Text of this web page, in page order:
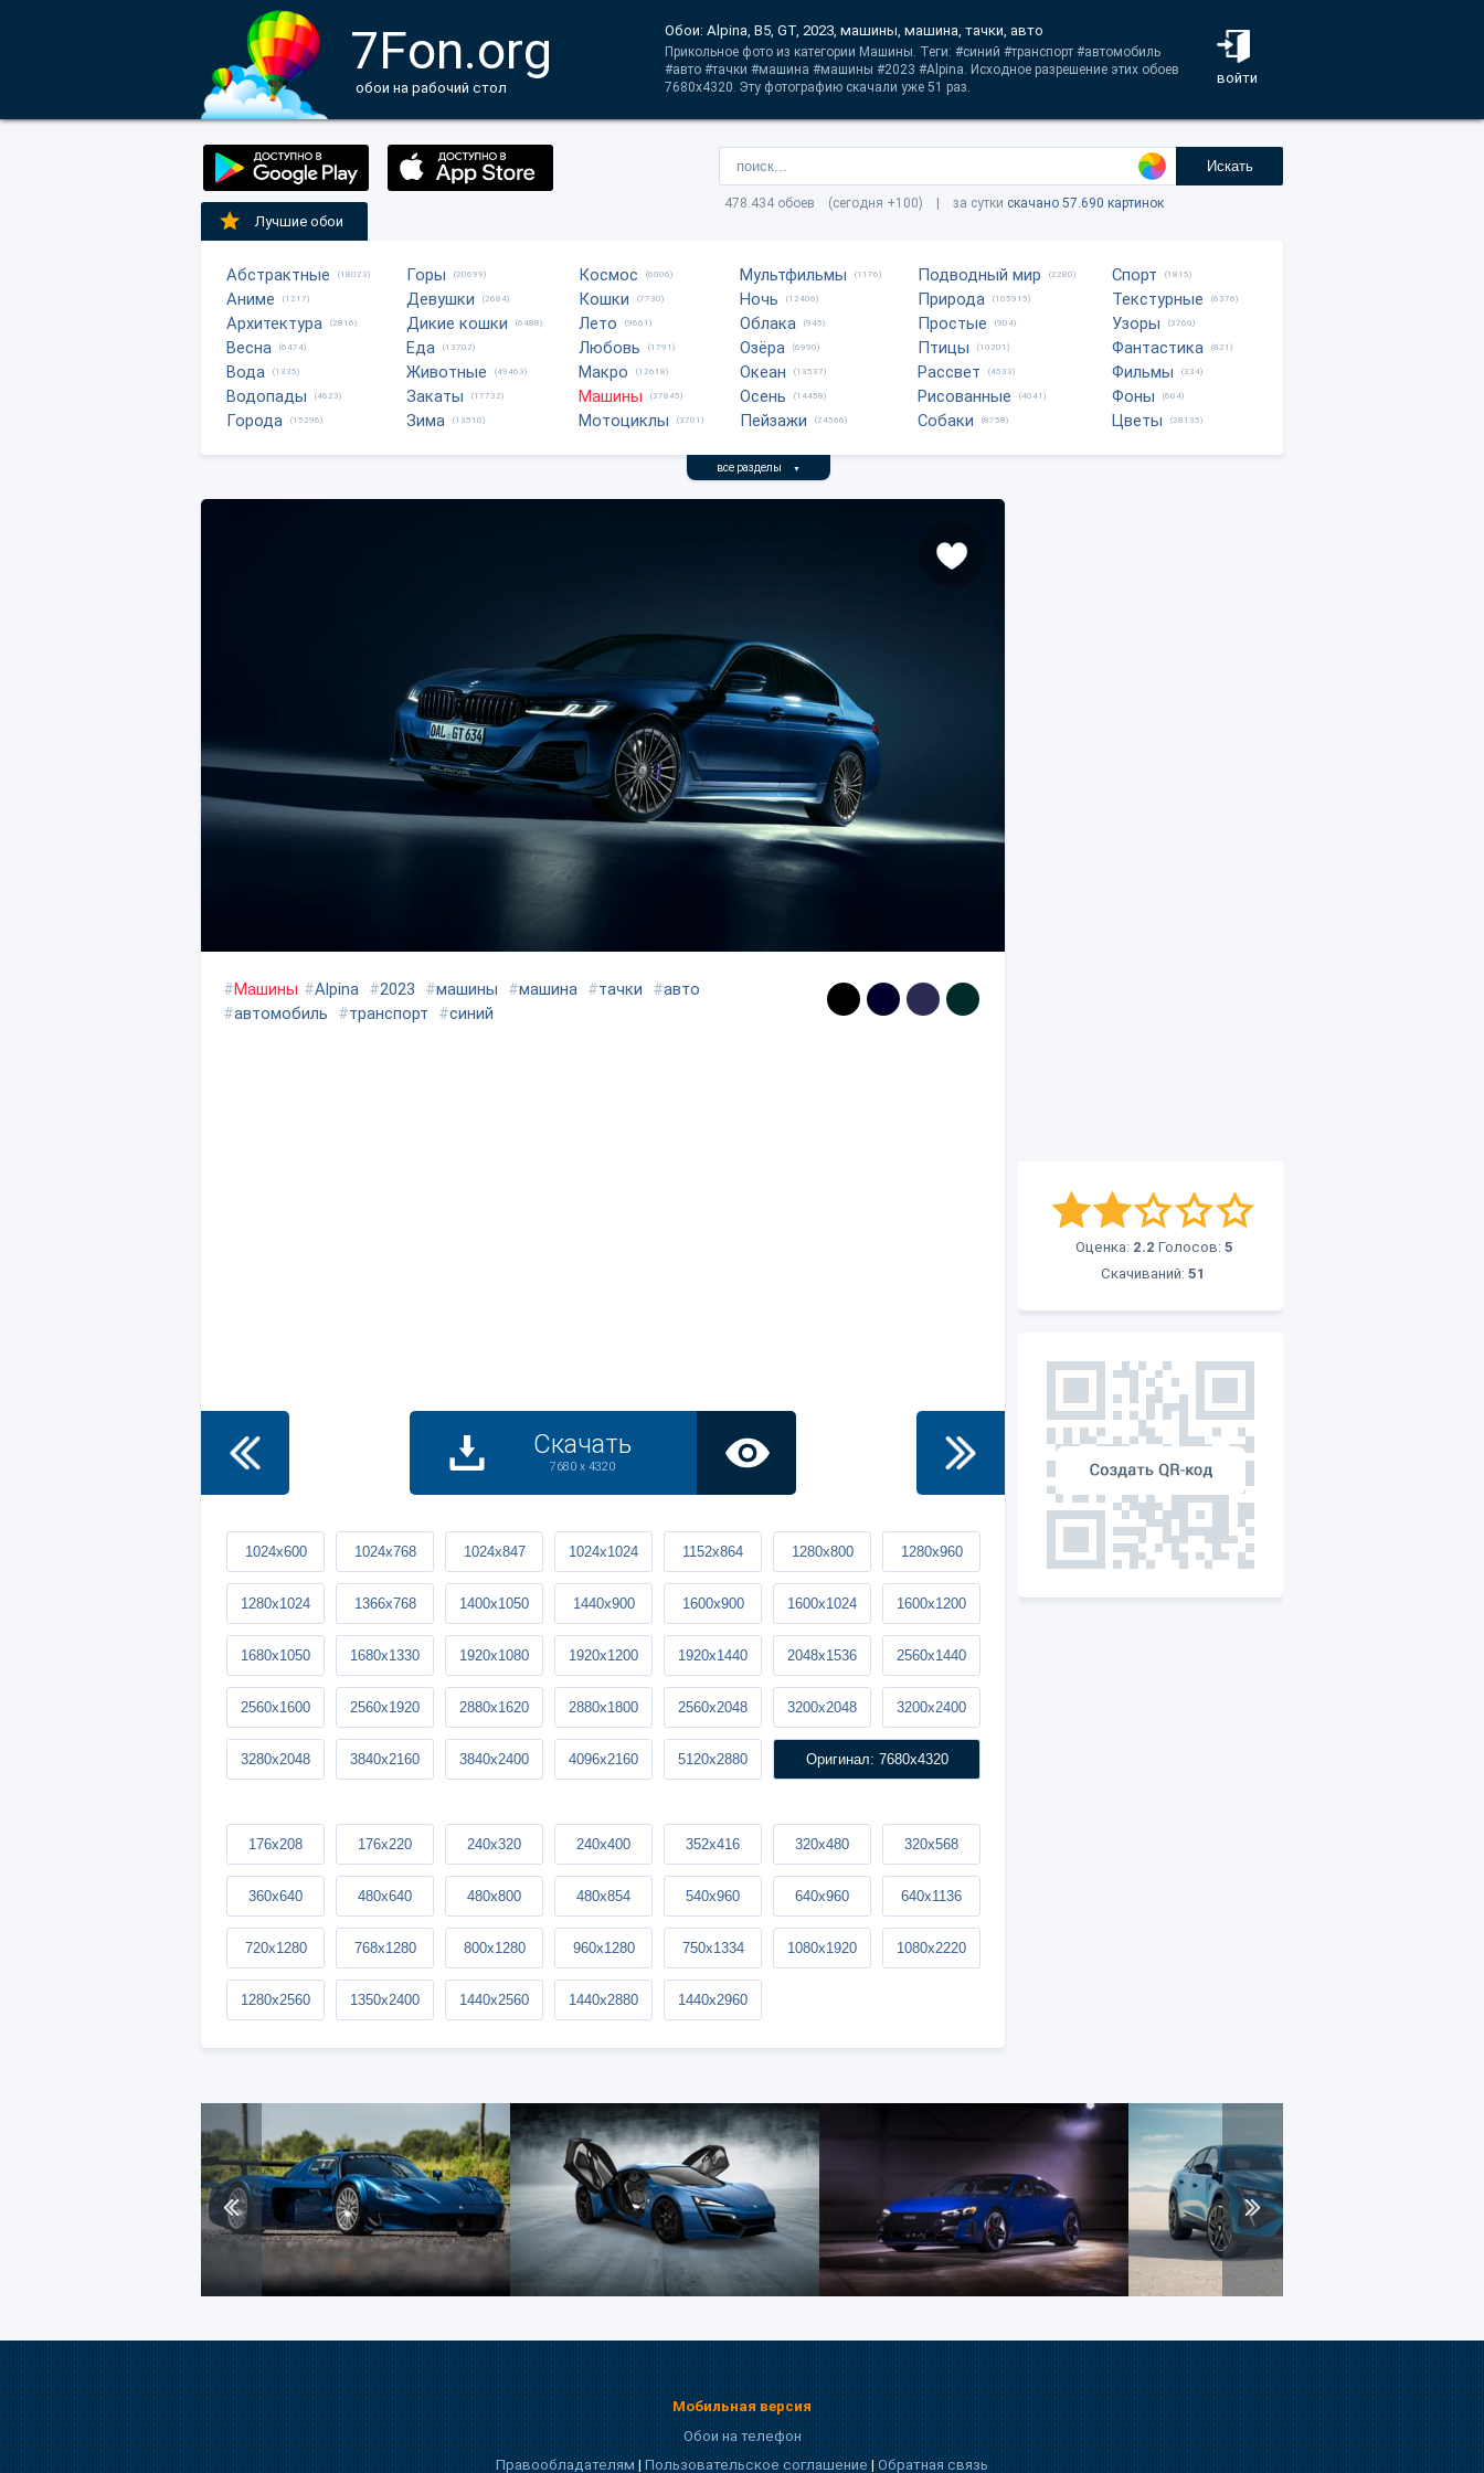
7Fon.org
обои на рабочий стол
войти
Обои: Alpina, B5, GT, 2023, машины, машина, тачки, авто
Прикольное фото из категории Машины. Теги: #синий #транспорт #автомобиль
#авто #тачки #машина #машины #2023 #Alpina. Исходное разрешение этих обоев
7680x4320. Эту фотографию скачали уже 51 раз.
Искать
478.434 обоев (сегодня +100) | за сутки скачано 57.690 картинок
Лучшие обои
Абстрактные (18023)
Аниме (1217)
Архитектура (2816)
Весна (6474)
Вода (1335)
Водопады (4623)
Города (15296)
Горы (20699)
Девушки (2684)
Дикие кошки (6488)
Еда (13702)
Животные (49463)
Закаты (17732)
Зима (13510)
Космос (6006)
Кошки (7730)
Лето (9661)
Любовь (1791)
Макро (12618)
Машины (37845)
Мотоциклы (3701)
Мультфильмы (1176)
Ночь (12406)
Облака (945)
Озёра (6990)
Океан (13537)
Осень (14458)
Пейзажи (24566)
Подводный мир (2280)
Природа (105915)
Простые (904)
Птицы (10201)
Рассвет (4533)
Рисованные (4041)
Собаки (8758)
Спорт (1815)
Текстурные (6376)
Узоры (3760)
Фантастика (821)
Фильмы (334)
Фоны (604)
Цветы (28135)
все разделы ▼
Оценка: 2.2 Голосов: 5
Скачиваний: 51
#Машины #Alpina #2023 #машины #машина #тачки #авто
#автомобиль #транспорт #синий
Скачать
7680 x 4320
1024x600 1024x768 1024x847 1024x1024 1152x864 1280x800 1280x960
1280x1024 1366x768 1400x1050 1440x900 1600x900 1600x1024 1600x1200
1680x1050 1680x1330 1920x1080 1920x1200 1920x1440 2048x1536 2560x1440
2560x1600 2560x1920 2880x1620 2880x1800 2560x2048 3200x2048 3200x2400
3280x2048 3840x2160 3840x2400 4096x2160 5120x2880 Оригинал: 7680x4320
176x208 176x220 240x320 240x400 352x416 320x480 320x568
360x640 480x640 480x800 480x854 540x960 640x960 640x1136
720x1280 768x1280 800x1280 960x1280 750x1334 1080x1920 1080x2220
1280x2560 1350x2400 1440x2560 1440x2880 1440x2960
Мобильная версия
Обои на телефон
Правообладателям|Пользовательское соглашение|Обратная связь